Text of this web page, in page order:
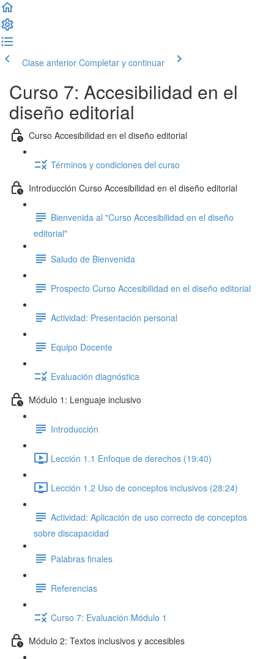
Clase anterior Completar y continuar
Curso 7: Accesibilidad en el
diseño editorial
Curso Accesibilidad en el diseño editorial
Términos y condiciones del curso
Introducción Curso Accesibilidad en el diseño editorial
Bienvenida al "Curso Accesibilidad en el diseño
editorial"
Saludo de Bienvenida
Prospecto Curso Accesibilidad en el diseño editorial
Actividad: Presentación personal
Equipo Docente
Evaluación diagnóstica
Módulo 1: Lenguaje inclusivo
Introducción
Lección 1.1 Enfoque de derechos (19:40)
Lección 1.2 Uso de conceptos inclusivos (28:24)
Actividad: Aplicación de uso correcto de conceptos
sobre discapacidad
Palabras finales
Referencias
Curso 7: Evaluación Módulo 1
Módulo 2: Textos inclusivos y accesibles